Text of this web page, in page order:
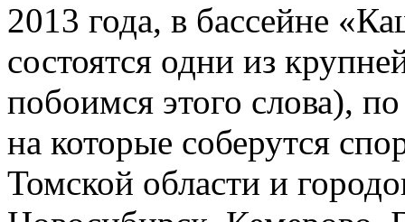
2013 года, в бассейне
состоятся одни из
побоимся этого слова),
на которые соберутся
Томской области и